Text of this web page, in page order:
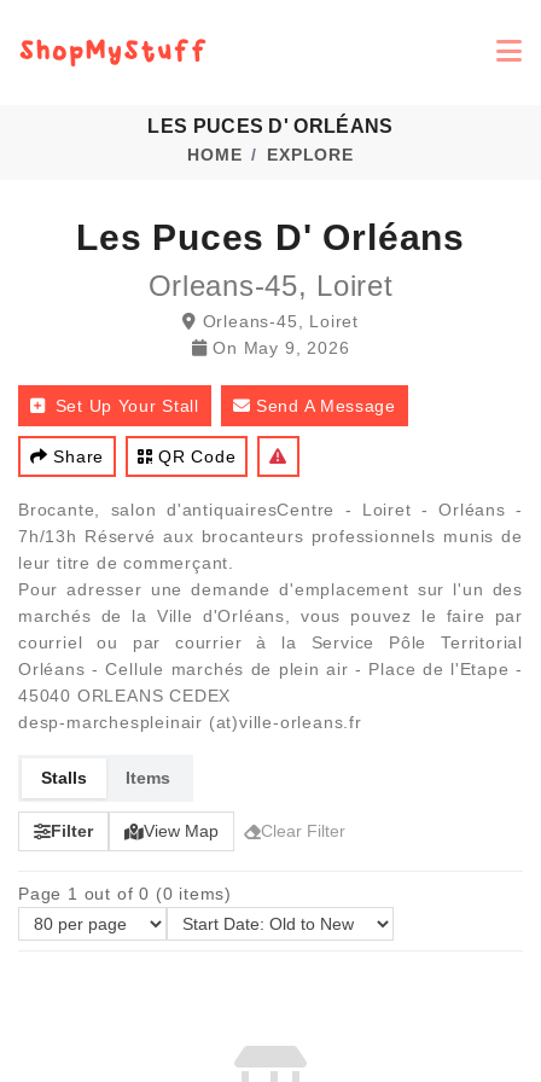
LES PUCES D' ORLÉANS
HOME EXPLORE
Les Puces D' Orléans
Orleans-45, Loiret
Orleans-45, Loiret
On May 9, 2026
Set Up Your Stall Send A Message
Share QR Code
Brocante, salon d'antiquairesCentre - Loiret - Orléans -
7h/13h Réservé aux brocanteurs professionnels munis de
leur titre de commerçant.
Pour adresser une demande d'emplacement sur l'un des
marchés de la Ville d'Orléans, vous pouvez le faire par
courriel ou par courrier à la Service Pôle Territorial
Orléans - Cellule marchés de plein air - Place de l'Etape -
45040 ORLEANS CEDEX
desp-marchespleinair (at)ville-orleans.fr
Stalls Items
Filter View Map Clear Filter
Page 1 out of 0 (0 items)